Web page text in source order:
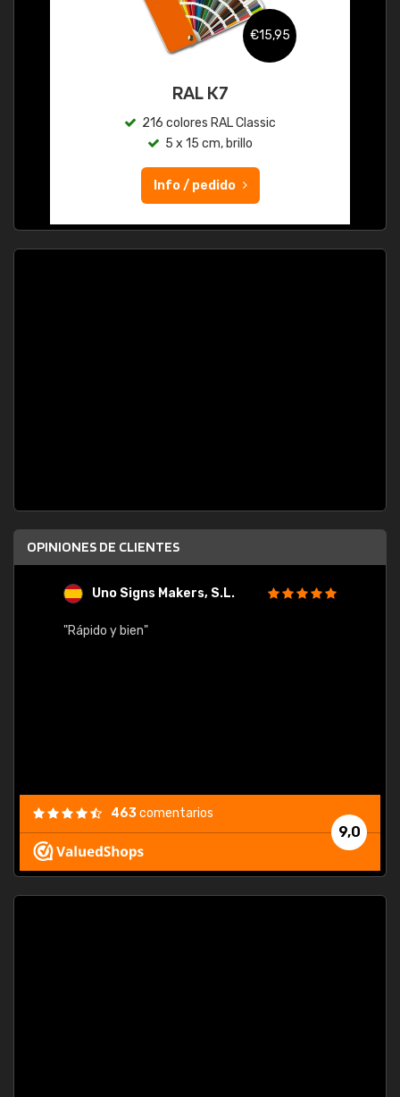
€15,95
RAL K7
216 colores RAL Classic
5 x 15 cm, brillo
Info / pedido
OPINIONES DE CLIENTES
Uno Signs Makers, S.L.
"Rápido y bien"
9,0
463comentarios